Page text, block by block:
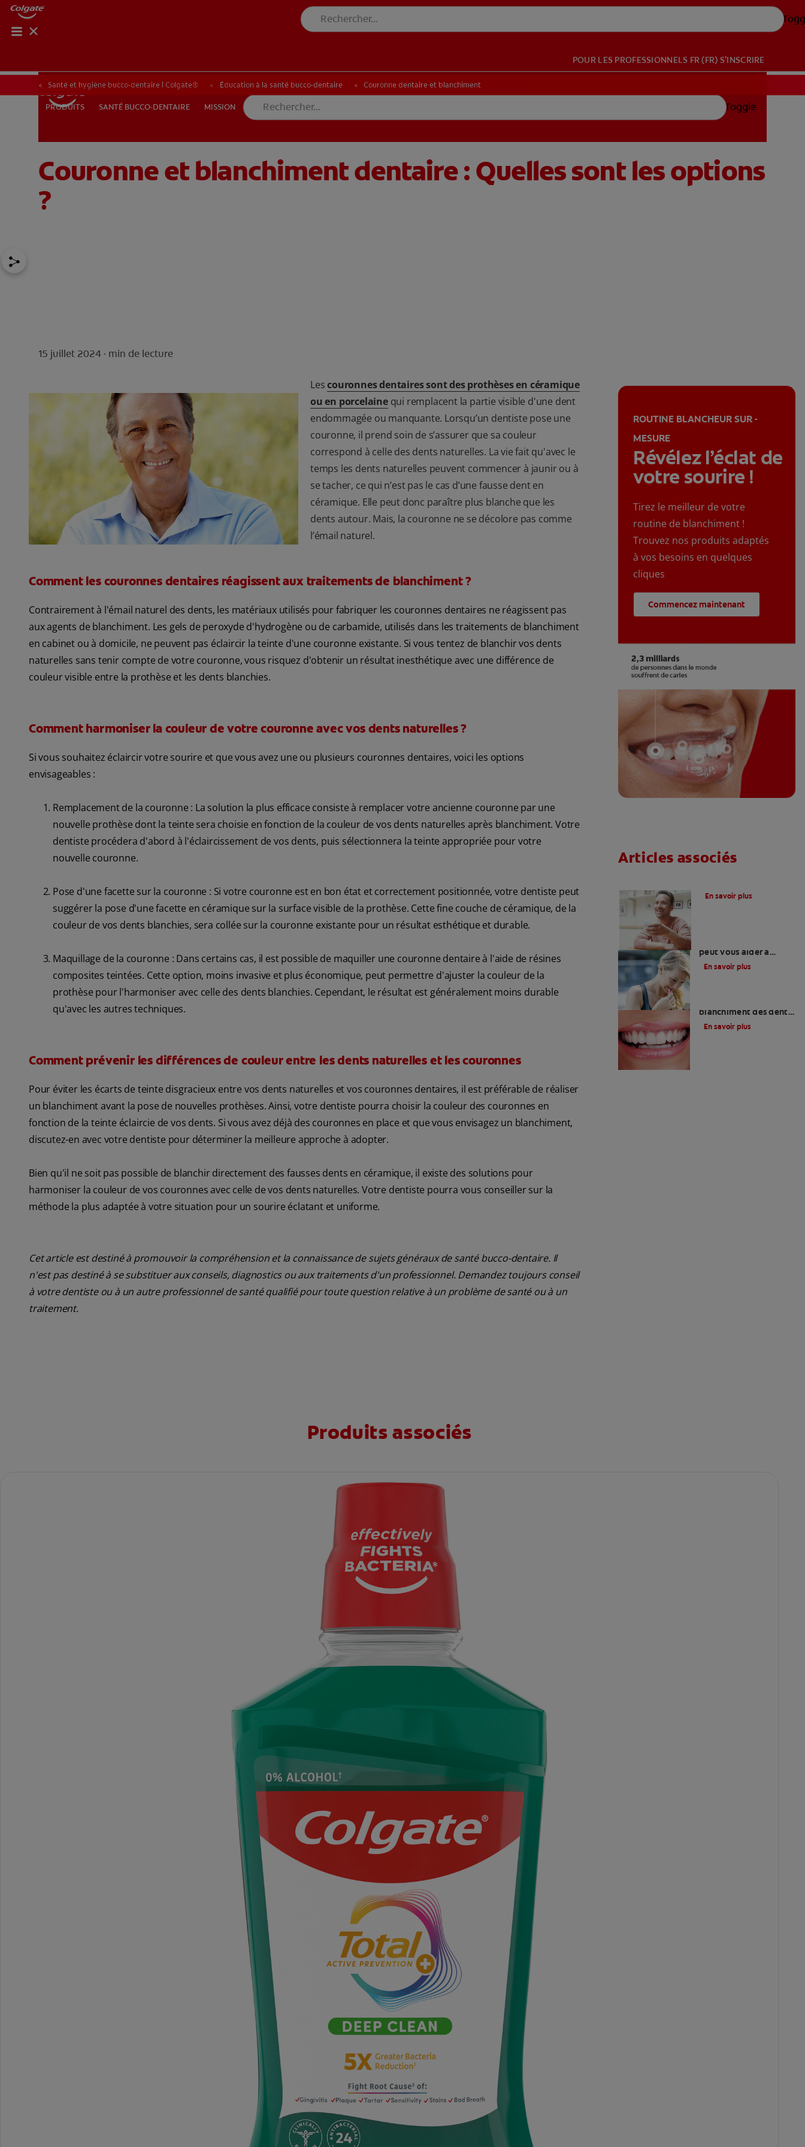
PRODUITS SANTÉ BUCCO-DENTAIRE
POUR LES PROFESSIONNELS FR (FR) S’INSCRIRE
POUR LES PROFESSIONNELS FR (FR) S’INSCRIRE
PRODUITS SANTÉ BUCCO-DENTAIRE MISSION
ROUTINE BLANCHEUR SUR MESURE RECHERCHE DES SOLUTIONS IDÉALES
Toggle
Santé et hygiène bucco-dentaire | Colgate® Éducation à la santé bucco-dentaire Couronne dentaire et blanchiment
Couronne et blanchiment dentaire : Quelles sont les options
?
15 juillet 2024 · min de lecture
Lescouronnes dentaires sont des prothèses en céramique
ou en porcelainequi remplacent la partie visible d'une dent
endommagée ou manquante. Lorsqu’un dentiste pose une
couronne, il prend soin de s’assurer que sa couleur
correspond à celle des dents naturelles. La vie fait qu'avec le
temps les dents naturelles peuvent commencer à jaunir ou à
se tacher, ce qui n’est pas le cas d’une fausse dent en
céramique. Elle peut donc paraître plus blanche que les
dents autour. Mais, la couronne ne se décolore pas comme
l’émail naturel.
Comment les couronnes dentaires réagissent aux traitements de blanchiment ?
Contrairement à l'émail naturel des dents, les matériaux utilisés pour fabriquer les couronnes dentaires ne réagissent pas
aux agents de blanchiment. Les gels de peroxyde d'hydrogène ou de carbamide, utilisés dans les traitements de blanchiment
en cabinet ou à domicile, ne peuvent pas éclaircir la teinte d'une couronne existante. Si vous tentez de blanchir vos dents
naturelles sans tenir compte de votre couronne, vous risquez d'obtenir un résultat inesthétique avec une différence de
couleur visible entre la prothèse et les dents blanchies.
Comment harmoniser la couleur de votre couronne avec vos dents naturelles ?
Si vous souhaitez éclaircir votre sourire et que vous avez une ou plusieurs couronnes dentaires, voici les options
envisageables :
Remplacement de la couronne : La solution la plus efficace consiste à remplacer votre ancienne couronne par une
nouvelle prothèse dont la teinte sera choisie en fonction de la couleur de vos dents naturelles après blanchiment. Votre
dentiste procédera d'abord à l'éclaircissement de vos dents, puis sélectionnera la teinte appropriée pour votre
nouvelle couronne.
Pose d'une facette sur la couronne : Si votre couronne est en bon état et correctement positionnée, votre dentiste peut
suggérer la pose d'une facette en céramique sur la surface visible de la prothèse. Cette fine couche de céramique, de la
couleur de vos dents blanchies, sera collée sur la couronne existante pour un résultat esthétique et durable.
Maquillage de la couronne : Dans certains cas, il est possible de maquiller une couronne dentaire à l'aide de résines
composites teintées. Cette option, moins invasive et plus économique, peut permettre d'ajuster la couleur de la
prothèse pour l'harmoniser avec celle des dents blanchies. Cependant, le résultat est généralement moins durable
qu'avec les autres techniques.
Comment prévenir les différences de couleur entre les dents naturelles et les couronnes
Pour éviter les écarts de teinte disgracieux entre vos dents naturelles et vos couronnes dentaires, il est préférable de réaliser
un blanchiment avant la pose de nouvelles prothèses. Ainsi, votre dentiste pourra choisir la couleur des couronnes en
fonction de la teinte éclaircie de vos dents. Si vous avez déjà des couronnes en place et que vous envisagez un blanchiment,
discutez-en avec votre dentiste pour déterminer la meilleure approche à adopter.
Bien qu'il ne soit pas possible de blanchir directement des fausses dents en céramique, il existe des solutions pour
harmoniser la couleur de vos couronnes avec celle de vos dents naturelles. Votre dentiste pourra vous conseiller sur la
méthode la plus adaptée à votre situation pour un sourire éclatant et uniforme.
Cet article est destiné à promouvoir la compréhension et la connaissance de sujets généraux de santé bucco-dentaire. Il
n'est pas destiné à se substituer aux conseils, diagnostics ou aux traitements d'un professionnel. Demandez toujours conseil
à votre dentiste ou à un autre professionnel de santé qualifié pour toute question relative à un problème de santé ou à un
traitement.
ROUTINE BLANCHEUR SUR -
MESURE
Révélez l’éclat de
votre sourire !
Tirez le meilleur de votre
routine de blanchiment !
Trouvez nos produits adaptés
à vos besoins en quelques
cliques
Commencez maintenant
Articles associés
En savoir plus
peut vous aider à
illuminer votre sourire
et à donner l'illusion de
En savoir plus
blanchiment des dents
chez les adolescents
En savoir plus
Produits associés